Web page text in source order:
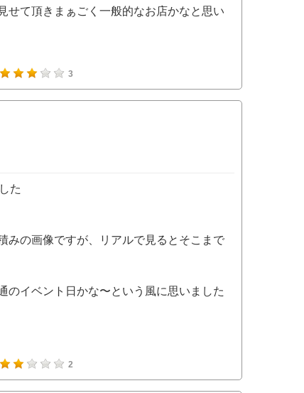
せて頂きまぁごく一般的なお店かなと思い
3
た
みの画像ですが、リアルで見るとそこまで
のイベント日かな〜という風に思いました
2